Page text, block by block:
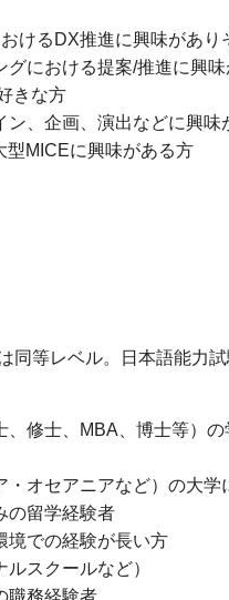
けるDX推進に興味があ
グにおける提案/推進に興
きな方
ン、企画、演出などに興
型MICEに興味がある方
等レベル。日本語能力試
修士、MBA、博士等）の
オセアニアなど）の⼤学
の留学経験者
での経験が⻑い⽅
スクールなど）
職務経験者